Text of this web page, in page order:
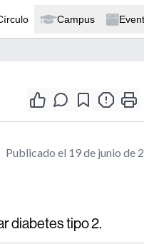
Campus
Publicado el 19 de junio de
diabetes tipo 2.